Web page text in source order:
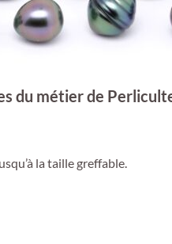
du métier de
la taille greffable.